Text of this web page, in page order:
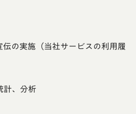
の実施（当社サービスの利用履
、分析